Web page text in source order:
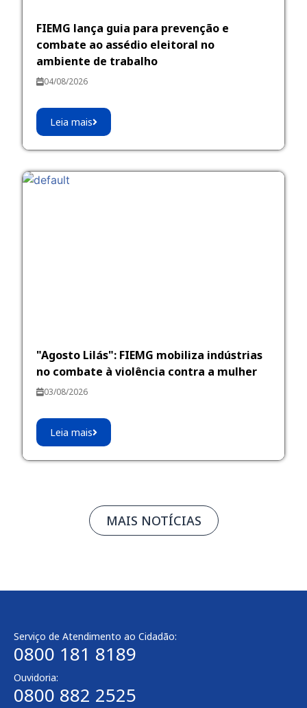
FIEMG lança guia para prevenção e
combate ao assédio eleitoral no
ambiente de trabalho
04/08/2026
Leia mais
"Agosto Lilás": FIEMG mobiliza indústrias
no combate à violência contra a mulher
03/08/2026
Leia mais
MAIS NOTÍCIAS
Serviço de Atendimento ao Cidadão:
0800 181 8189
Ouvidoria:
0800 882 2525